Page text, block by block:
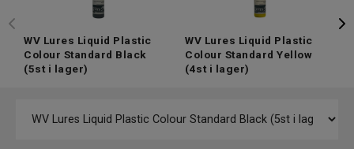
WV Lures Liquid Plastic
Colour Standard Black
(5st i lager)
WV Lures Liquid Plastic
Colour Standard Yellow
(4st i lager)